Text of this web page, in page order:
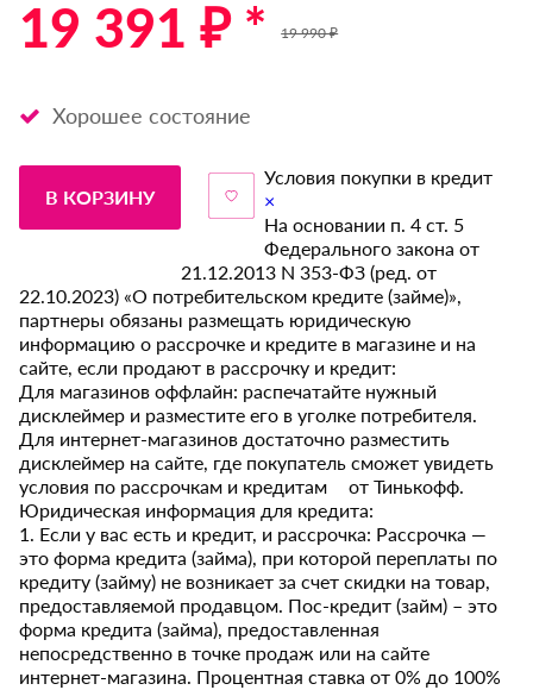
19 391 ₽ * 19 990 ₽
Хорошее состояние
В КОРЗИНУ
Условия покупки в кредит
×
На основании п. 4 ст. 5
Федерального закона от
21.12.2013 N 353-ФЗ (ред. от
22.10.2023) «О потребительском кредите (займе)»,
партнеры обязаны размещать юридическую
информацию о рассрочке и кредите в магазине и на
сайте, если продают в рассрочку и кредит:
Для магазинов оффлайн: распечатайте нужный
дисклеймер и разместите его в уголке потребителя.
Для интернет-магазинов достаточно разместить
дисклеймер на сайте, где покупатель сможет увидеть
условия по рассрочкам и кредитам от Тинькофф.
Юридическая информация для кредита:
1. Если у вас есть и кредит, и рассрочка: Рассрочка —
это форма кредита (займа), при которой переплаты по
кредиту (займу) не возникает за счет скидки на товар,
предоставляемой продавцом. Пос-кредит (займ) – это
форма кредита (займа), предоставленная
непосредственно в точке продаж или на сайте
интернет-магазина. Процентная ставка от 0% до 100%